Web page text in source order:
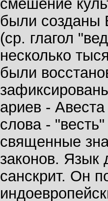
смешение
были созданы
(ср. глагол
несколько
были
ариев -
слова -
священные
законов. Язык
санскрит. Он